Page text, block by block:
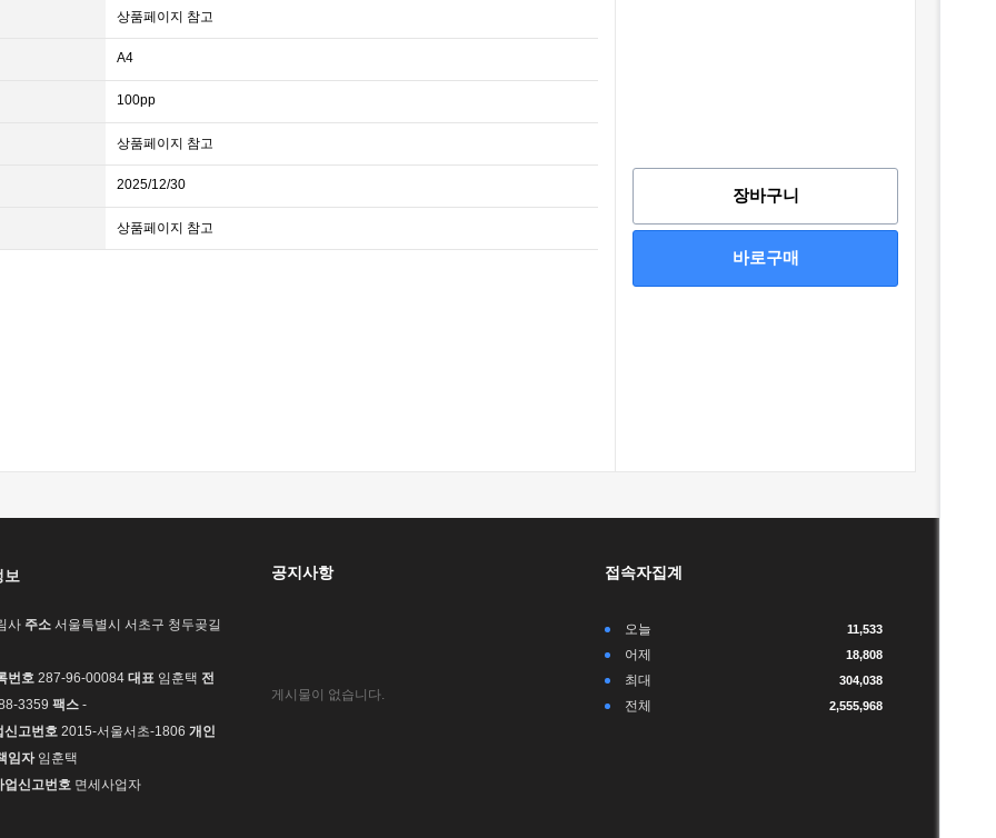
상품페이지 참고
A4
100pp
상품페이지 참고
2025/12/30
상품페이지 참고
장바구니
바로구매
사 주소 서울특별시 서초구 청두곶길
번호 287-96-00084 대표 임훈택 전
3359 팩스 -
신고번호 2015-서울서초-1806 개인
임자임훈택
업신고번호 면세사업자
공지사항
게시물이 없습니다.
접속자집계
오늘 11,533
어제 18,808
최대 304,038
전체 2,555,968